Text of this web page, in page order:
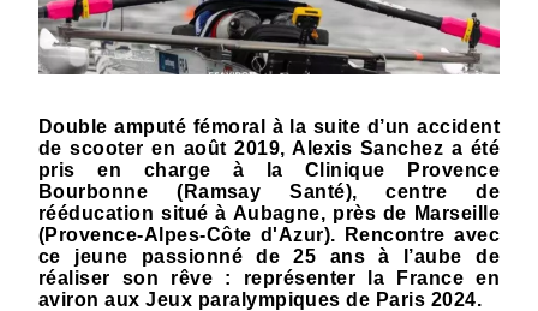
Double amputé fémoral à la suite d’un accident
de scooter en août 2019, Alexis Sanchez a été
pris en charge à la Clinique Provence
Bourbonne (Ramsay Santé), centre de
rééducation situé à Aubagne, près de Marseille
(Provence-Alpes-Côte d'Azur). Rencontre avec
ce jeune passionné de 25 ans à l’aube de
réaliser son rêve : représenter la France en
aviron aux Jeux paralympiques de Paris 2024.